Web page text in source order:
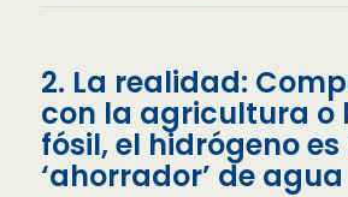
2. La realidad:
con la agricultura o
fósil, el hidrógeno es
‘ahorrador’ de agua